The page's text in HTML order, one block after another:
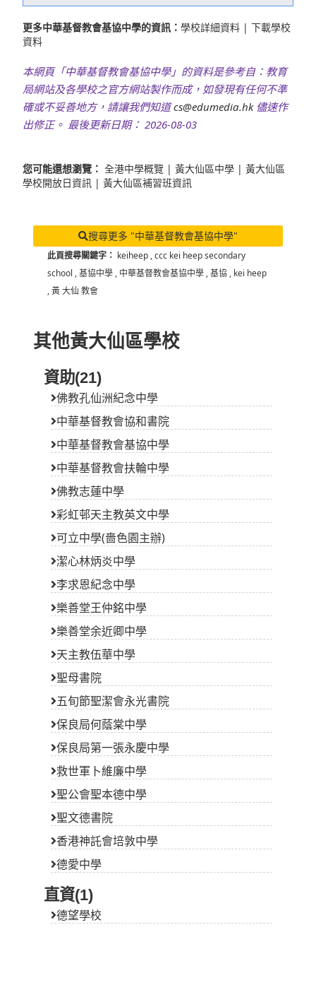
更多中華基督教會基協中學的資訊： 學校詳細資料 | 下載學校
資料
本網頁「中華基督教會基協中學」的資料是參考自：教育
局網站及各學校之官方網站製作而成，如發現有任何不準
確或不妥善地方，請讓我們知道cs@edumedia.hk儘速作
出修正。 最後更新日期： 2026-08-03
您可能還想瀏覽： 全港中學概覽 | 黃大仙區中學 | 黃大仙區
學校開放日資訊 | 黃大仙區補習班資訊
搜尋更多 "中華基督教會基協中學"
此頁搜尋關鍵字： keiheep ,ccc kei heep secondary
school ,基協中學 , 中華基督教會基協中學 ,基協 , kei heep
,黃 大仙 教會
其他黃大仙區學校
資助(21)
佛教孔仙洲紀念中學
中華基督教會協和書院
中華基督教會基協中學
中華基督教會扶輪中學
佛教志蓮中學
彩虹邨天主教英文中學
可立中學(嗇色園主辦)
潔心林炳炎中學
李求恩紀念中學
樂善堂王仲銘中學
樂善堂余近卿中學
天主教伍華中學
聖母書院
五旬節聖潔會永光書院
保良局何蔭棠中學
保良局第一張永慶中學
救世軍卜維廉中學
聖公會聖本德中學
聖文德書院
香港神託會培敦中學
德愛中學
直資(1)
德望學校